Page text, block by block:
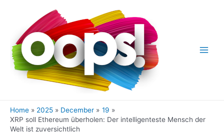
Home 2025 December
19
XRP soll Ethereum überholen: Der intelligenteste Mensch der
Welt ist zuversichtlich